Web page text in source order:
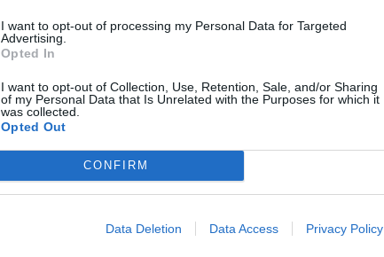
I want to opt-out of processing my Personal Data for Targeted
Advertising.
Opted In
I want to opt-out of Collection, Use, Retention, Sale, and/or Sharing
of my Personal Data that Is Unrelated with the Purposes for which it
was collected.
Opted Out
CONFIRM
Data Deletion Data Access Privacy Policy
ΔΙΑΦΗΜΙΣΗ